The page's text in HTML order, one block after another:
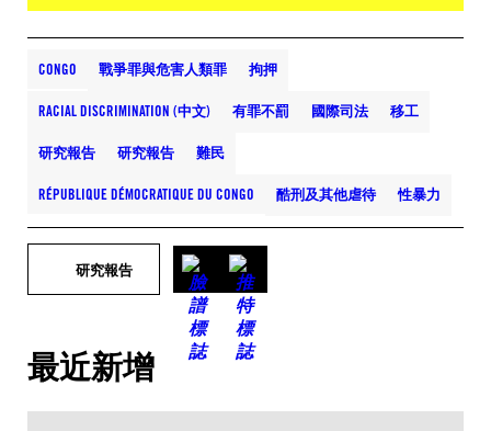
CONGO 戰爭罪與危害人類罪 拘押
RACIAL DISCRIMINATION (中文) 有罪不罰 國際司法 移工
研究報告 研究報告 難民
RÉPUBLIQUE DÉMOCRATIQUE DU CONGO 酷刑及其他虐待 性暴力
研究報告
最近新增